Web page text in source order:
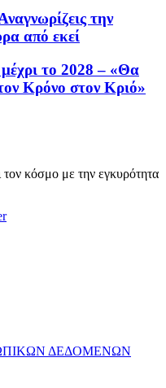
την
από εκεί
το 2028 – «Θα
Κρόνο στον Κριό»
τον κόσμο με την εγκυρότητα
ΔΕΔΟΜΕΝΩΝ